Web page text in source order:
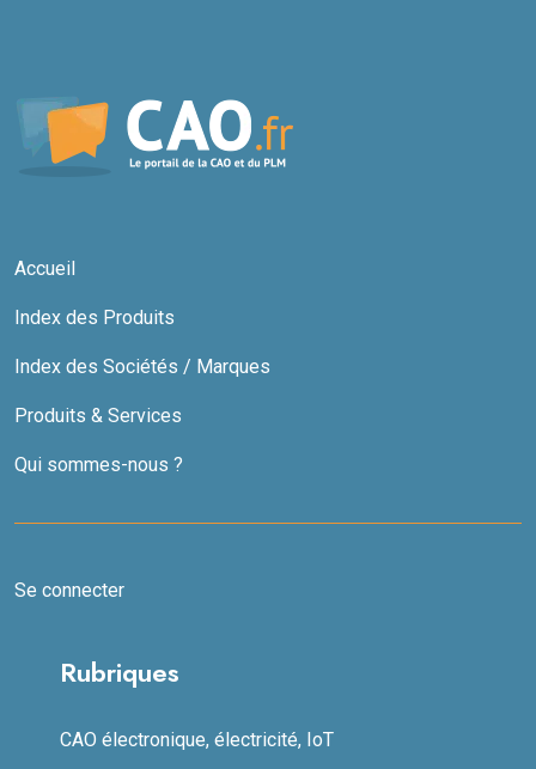
Accueil
Index des Produits
Index des Sociétés / Marques
Produits & Services
Qui sommes-nous ?
Se connecter
Rubriques
CAO électronique, électricité, IoT